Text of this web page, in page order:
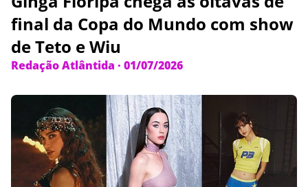
final da Copa do Mundo com show
de Teto e Wiu
Redação Atlântida · 01/07/2026